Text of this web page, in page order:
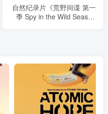
自然纪录片《荒野间谍 第一
季 Spy in the Wild Season